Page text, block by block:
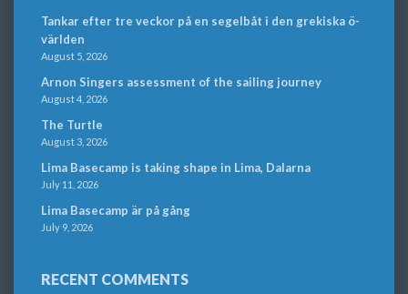
Tankar efter tre veckor på en segelbåt i den grekiska ö-
världen
August 5, 2026
Arnon Singers assessment of the sailing journey
August 4, 2026
The Turtle
August 3, 2026
Lima Basecamp is taking shape in Lima, Dalarna
July 11, 2026
Lima Basecamp är på gång
July 9, 2026
RECENT COMMENTS